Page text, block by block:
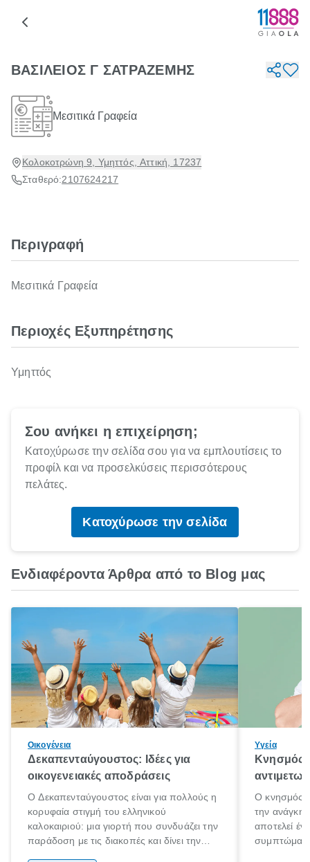
ΒΑΣΙΛΕΙΟΣ Γ ΣΑΤΡΑΖΕΜΗΣ
Μεσιτικά Γραφεία
Κολοκοτρώνη 9, Υμηττός, Αττική, 17237
Σταθερό:2107624217
Περιγραφή
Μεσιτικά Γραφεία
Περιοχές Εξυπηρέτησης
Υμηττός
Σου ανήκει η επιχείρηση;
Κατοχύρωσε την σελίδα σου για να εμπλουτίσεις το
προφίλ και να προσελκύσεις περισσότερους
πελάτες.
Κατοχύρωσε την σελίδα
Ενδιαφέροντα Άρθρα από το Blog μας
Οικογένεια
Δεκαπενταύγουστος: Ιδέες για
οικογενειακές αποδράσεις
Ο Δεκαπενταύγουστος είναι για πολλούς η
κορυφαία στιγμή του ελληνικού
καλοκαιριού: μια γιορτή που συνδυάζει την
παράδοση με τις διακοπές και δίνει την
Υγεία
Κνησμός:
Ο κνησμός
την ανάγκη
αποτελεί